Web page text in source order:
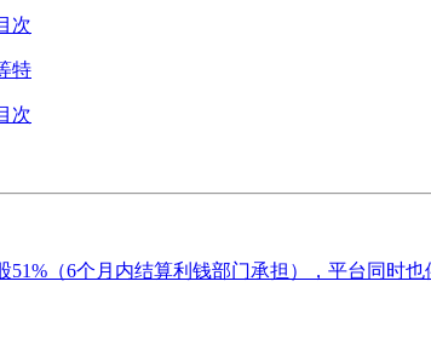
次
特
次
（6个月内结算利钱部门承担），平台同时